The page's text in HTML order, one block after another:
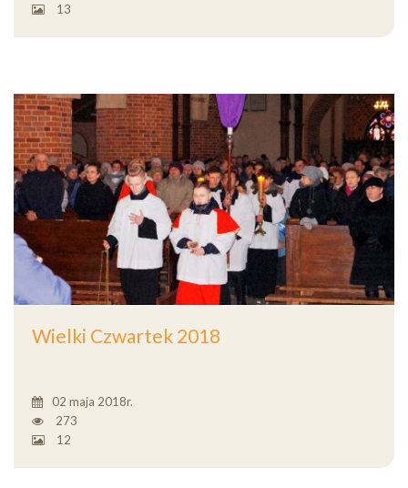
13
Wielki Czwartek 2018
02 maja 2018r.
273
12